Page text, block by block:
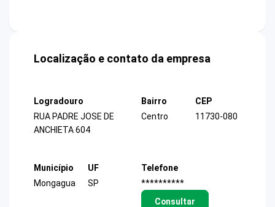
Localização e contato da empresa
Logradouro
RUA PADRE JOSE DE
ANCHIETA 604
Bairro
Centro
CEP
11730-080
Município
Mongagua
UF
SP
Telefone
**********
Consultar